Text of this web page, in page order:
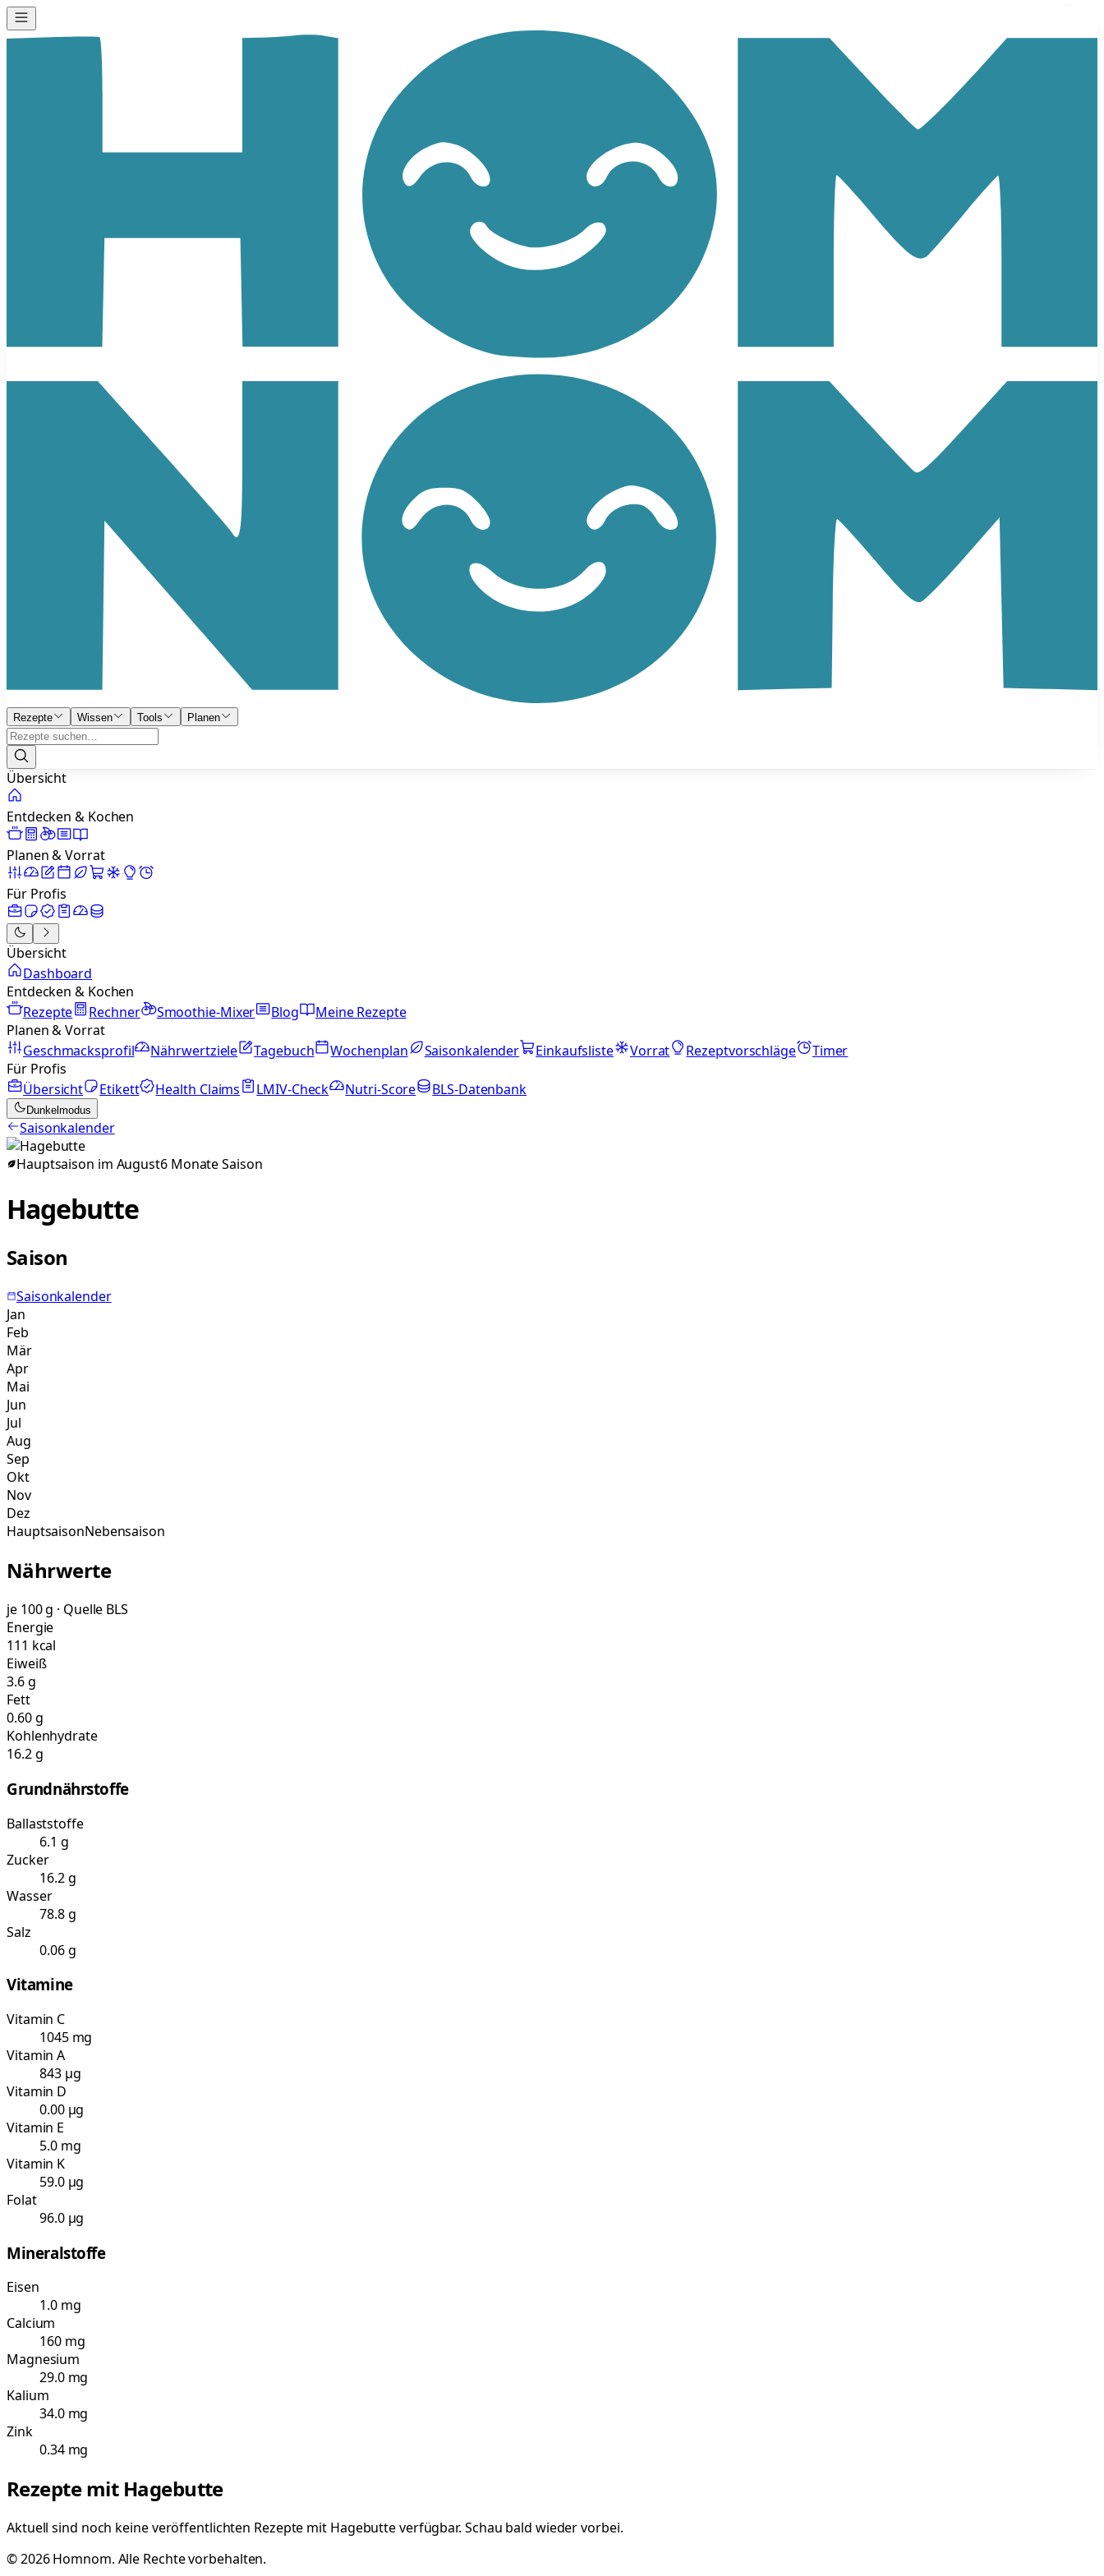
Rezepte Wissen Tools Planen
Übersicht
Entdecken & Kochen
Planen & Vorrat
Für Profis
Übersicht
Dashboard
Entdecken & Kochen
Rezepte
Rechner Smoothie-Mixer Blog
Meine Rezepte
Planen & Vorrat
Geschmacksprofil
Nährwertziele Tagebuch Wochenplan Saisonkalender Einkaufsliste Vorrat Rezeptvorschläge
Timer
Für Profis
Übersicht
Etikett Health Claims LMIV-Check Nutri-Score BLS-Datenbank
Dunkelmodus
Saisonkalender
Hauptsaison im August6 MonateSaison
Hagebutte
Saison
Saisonkalender
Jan
Feb
Mär
Apr
Mai
Jun
Jul
Aug
Sep
Okt
Nov
Dez
HauptsaisonNebensaison
Nährwerte
je 100 g · Quelle BLS
Energie
111 kcal
Eiweiß
3.6 g
Fett
0.60 g
Kohlenhydrate
16.2 g
Grundnährstoffe
Ballaststoffe
6.1 g
Zucker
16.2 g
Wasser
78.8 g
Salz
0.06 g
Vitamine
Vitamin C
1045 mg
Vitamin A
843 µg
Vitamin D
0.00 µg
Vitamin E
5.0 mg
Vitamin K
59.0 µg
Folat
96.0 µg
Mineralstoffe
Eisen
1.0 mg
Calcium
160 mg
Magnesium
29.0 mg
Kalium
34.0 mg
Zink
0.34 mg
Rezepte mit Hagebutte
Aktuell sind noch keine veröffentlichten Rezepte mit Hagebutteverfügbar. Schau bald wieder vorbei.
©2026Homnom. Alle Rechte vorbehalten.